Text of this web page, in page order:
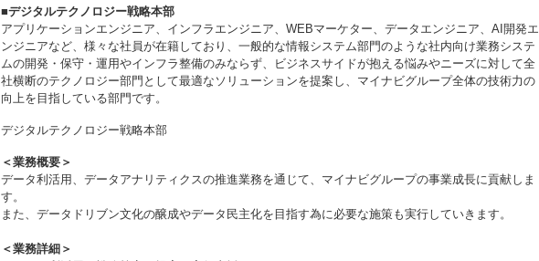
■デジタルテクノロジー戦略本部
アプリケーションエンジニア、インフラエンジニア、WEBマーケター、データエンジニア、AI開発エ
ンジニアなど、様々な社員が在籍しており、一般的な情報システム部門のような社内向け業務システ
ムの開発・保守・運用やインフラ整備のみならず、ビジネスサイドが抱える悩みやニーズに対して全
社横断のテクノロジー部門として最適なソリューションを提案し、マイナビグループ全体の技術力の
向上を目指している部門です。
デジタルテクノロジー戦略本部
＜業務概要＞
データ利活用、データアナリティクスの推進業務を通じて、マイナビグループの事業成長に貢献しま
す。
また、データドリブン文化の醸成やデータ民主化を目指す為に必要な施策も実行していきます。
＜業務詳細＞